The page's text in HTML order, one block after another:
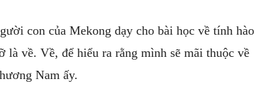
con của Mekong dạy cho bài học về tính hào
là về. Về, để hiểu ra rằng mình sẽ mãi thuộc về
Nam ấy.